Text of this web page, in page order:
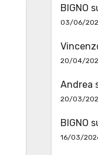
BIGNO
03/06/
20/04/
Andrea
20/03/
BIGNO
16/03/